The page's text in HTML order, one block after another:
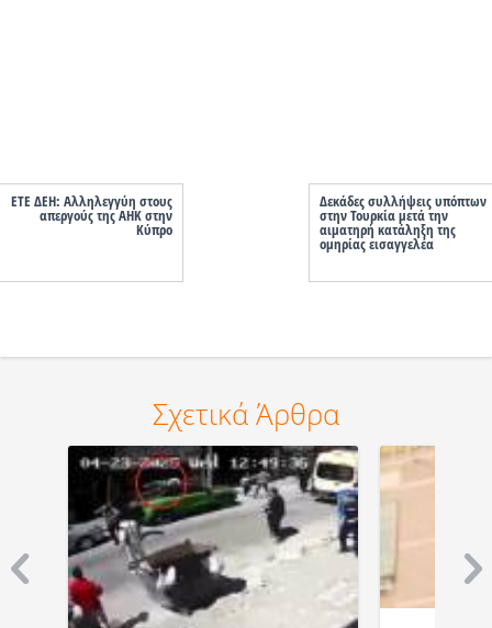
ΕΤΕ ΔΕΗ: Αλληλεγγύη στους
απεργούς της ΑΗΚ στην
Κύπρο
Δεκάδες συλλήψεις υπόπτων
στην Τουρκία μετά την
αιματηρή κατάληξη της
ομηρίας εισαγγελέα
Σχετικά Άρθρα